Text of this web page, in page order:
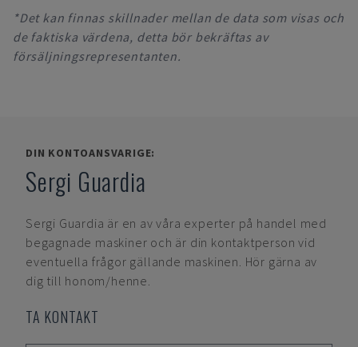
*Det kan finnas skillnader mellan de data som visas och
de faktiska värdena, detta bör bekräftas av
försäljningsrepresentanten.
DIN KONTOANSVARIGE:
Sergi Guardia
Sergi Guardia är en av våra experter på handel med
begagnade maskiner och är din kontaktperson vid
eventuella frågor gällande maskinen. Hör gärna av
dig till honom/henne.
TA KONTAKT